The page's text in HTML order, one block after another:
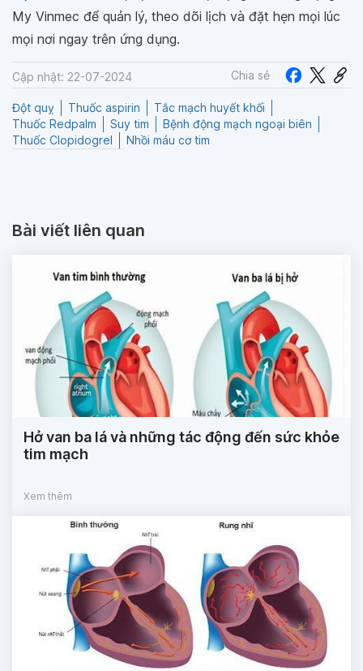
My Vinmec để quản lý, theo dõi lịch và đặt hẹn mọi lúc
mọi nơi ngay trên ứng dụng.
Cập nhật: 22-07-2024 Chia sẻ
Đột quỵ Thuốc aspirin
Tắc mạch huyết khối
Thuốc Redpalm
Suy tim
Bệnh động mạch ngoại biên
Thuốc Clopidogrel
Nhồi máu cơ tim
Bài viết liên quan
Hở van ba lá và những tác động đến sức khỏe
tim mạch
Xem thêm